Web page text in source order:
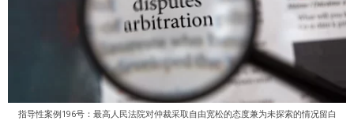
指导性案例196号：最高人民法院对仲裁采取自由宽松的态度兼为未探索的情况留白